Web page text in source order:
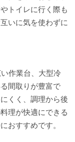
トイレに行く際も
いに気を使わずに
作業台、大型冷
間取りが豊富で
くく、調理から後
理が快適にできる
おすすめです。